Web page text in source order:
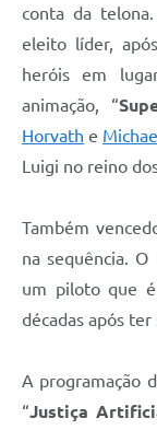
conta da
eleito líder,
heróis em
animação, “
Horvath e
Luigi no reino
Também
na sequência.
um piloto que é
décadas após
A programação
“Justiça